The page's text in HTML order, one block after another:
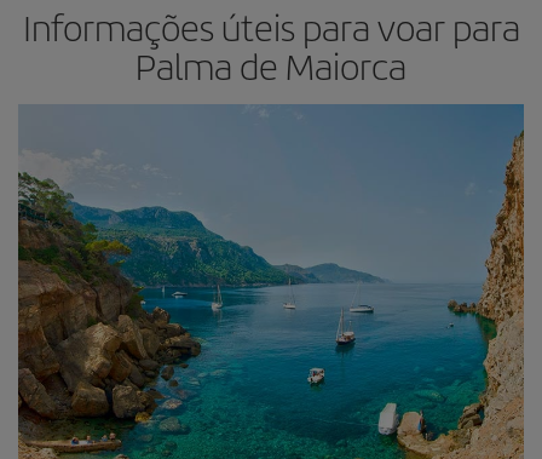
Informações úteis para voar para
Palma de Maiorca